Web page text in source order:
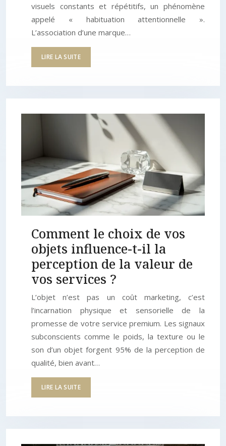
visuels constants et répétitifs, un phénomène
appelé « habituation attentionnelle ».
L’association d’une marque…
LIRE LA SUITE
Comment le choix de vos
objets influence-t-il la
perception de la valeur de
vos services ?
L’objet n’est pas un coût marketing, c’est
l’incarnation physique et sensorielle de la
promesse de votre service premium. Les signaux
subconscients comme le poids, la texture ou le
son d’un objet forgent 95% de la perception de
qualité, bien avant…
LIRE LA SUITE